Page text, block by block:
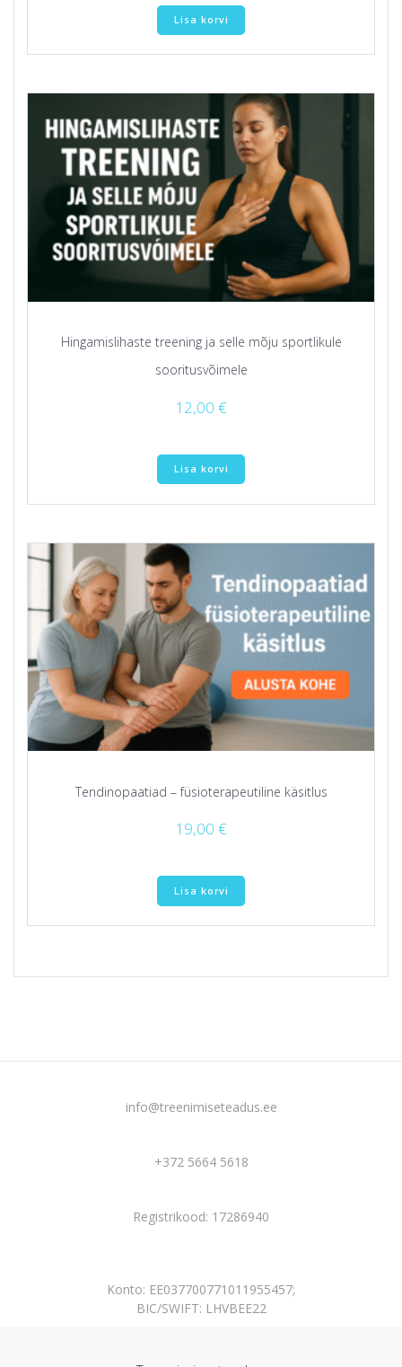
Lisa korvi
Hingamislihaste treening ja selle mõju sportlikule
sooritusvõimele
12,00 €
Lisa korvi
Tendinopaatiad – füsioterapeutiline käsitlus
19,00 €
Lisa korvi
info@treenimiseteadus.ee
+372 5664 5618
Registrikood: 17286940
Konto: EE037700771011955457;
BIC/SWIFT: LHVBEE22